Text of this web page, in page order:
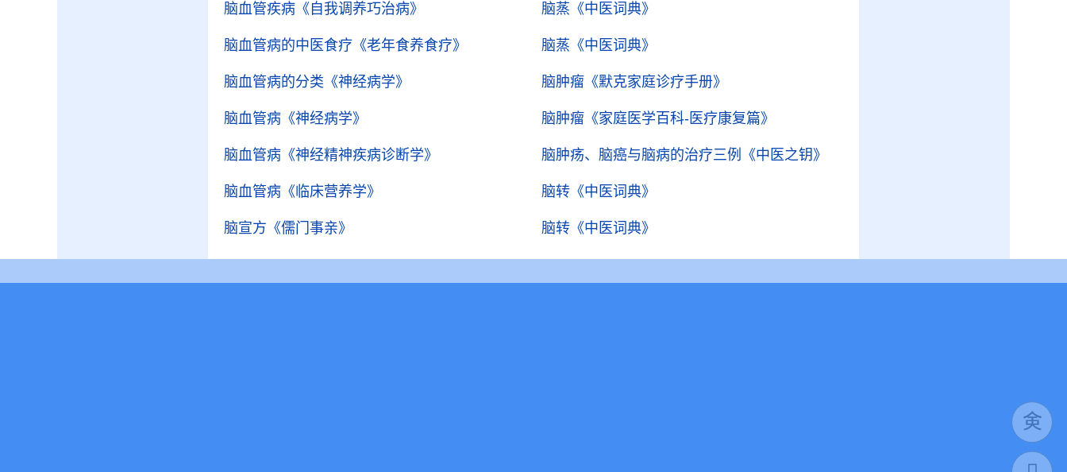
脑血管疾病 《自我调养巧治病》 脑蒸 《中医词典》
脑血管病的中医食疗 《老年食养食疗》 脑蒸 《中医词典》
脑血管病的分类 《神经病学》 脑肿瘤 《默克家庭诊疗手册》
脑血管病 《神经病学》 脑肿瘤 《家庭医学百科-医疗康复篇》
脑血管病 《神经精神疾病诊断学》 脑肿疡、脑癌与脑病的治疗三例 《中医之钥》
脑血管病 《临床营养学》 脑转 《中医词典》
脑宣方 《儒门事亲》 脑转 《中医词典》